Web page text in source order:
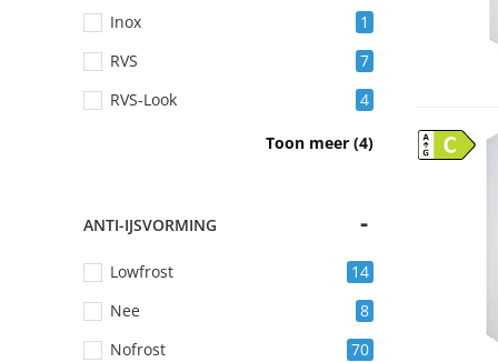
Inox
1
RVS
7
RVS-Look
4
1
Wit
Toon meer (4)
ANTI-IJSVORMING
Lowfrost
14
Nee
8
Nofrost
70